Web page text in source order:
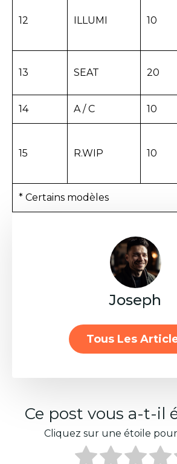
12 ILLUMI 10
13 SEAT 20
14 A / C 10
15 R.WIP 10
* Certains modèles
Joseph
Tous Les
Ce post vous a-t-il
Cliquez sur une étoile